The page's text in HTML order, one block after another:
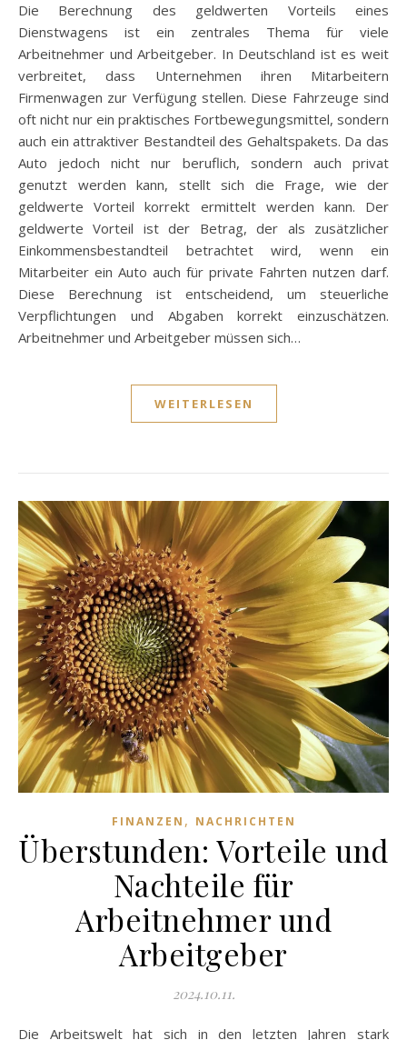
Die Berechnung des geldwerten Vorteils eines
Dienstwagens ist ein zentrales Thema für viele
Arbeitnehmer und Arbeitgeber. In Deutschland ist es weit
verbreitet, dass Unternehmen ihren Mitarbeitern
Firmenwagen zur Verfügung stellen. Diese Fahrzeuge sind
oft nicht nur ein praktisches Fortbewegungsmittel, sondern
auch ein attraktiver Bestandteil des Gehaltspakets. Da das
Auto jedoch nicht nur beruflich, sondern auch privat
genutzt werden kann, stellt sich die Frage, wie der
geldwerte Vorteil korrekt ermittelt werden kann. Der
geldwerte Vorteil ist der Betrag, der als zusätzlicher
Einkommensbestandteil betrachtet wird, wenn ein
Mitarbeiter ein Auto auch für private Fahrten nutzen darf.
Diese Berechnung ist entscheidend, um steuerliche
Verpflichtungen und Abgaben korrekt einzuschätzen.
Arbeitnehmer und Arbeitgeber müssen sich…
WEITERLESEN
FINANZEN , NACHRICHTEN
Überstunden: Vorteile und
Nachteile für
Arbeitnehmer und
Arbeitgeber
2024.10.11.
Die Arbeitswelt hat sich in den letzten Jahren stark